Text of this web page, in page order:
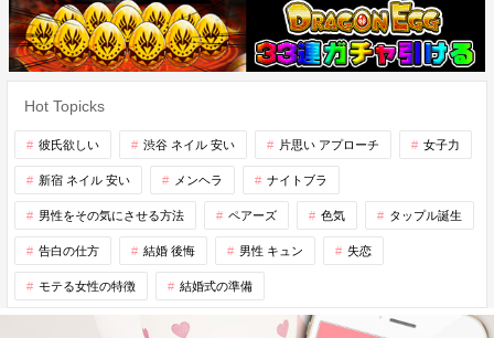
Hot Topicks
彼氏欲しい 渋谷 ネイル 安い 片思い アプローチ 女子力
新宿 ネイル 安い メンヘラ ナイトブラ
男性をその気にさせる方法 ペアーズ 色気 タップル誕生
告白の仕方 結婚 後悔 男性 キュン 失恋
モテる女性の特徴 結婚式の準備